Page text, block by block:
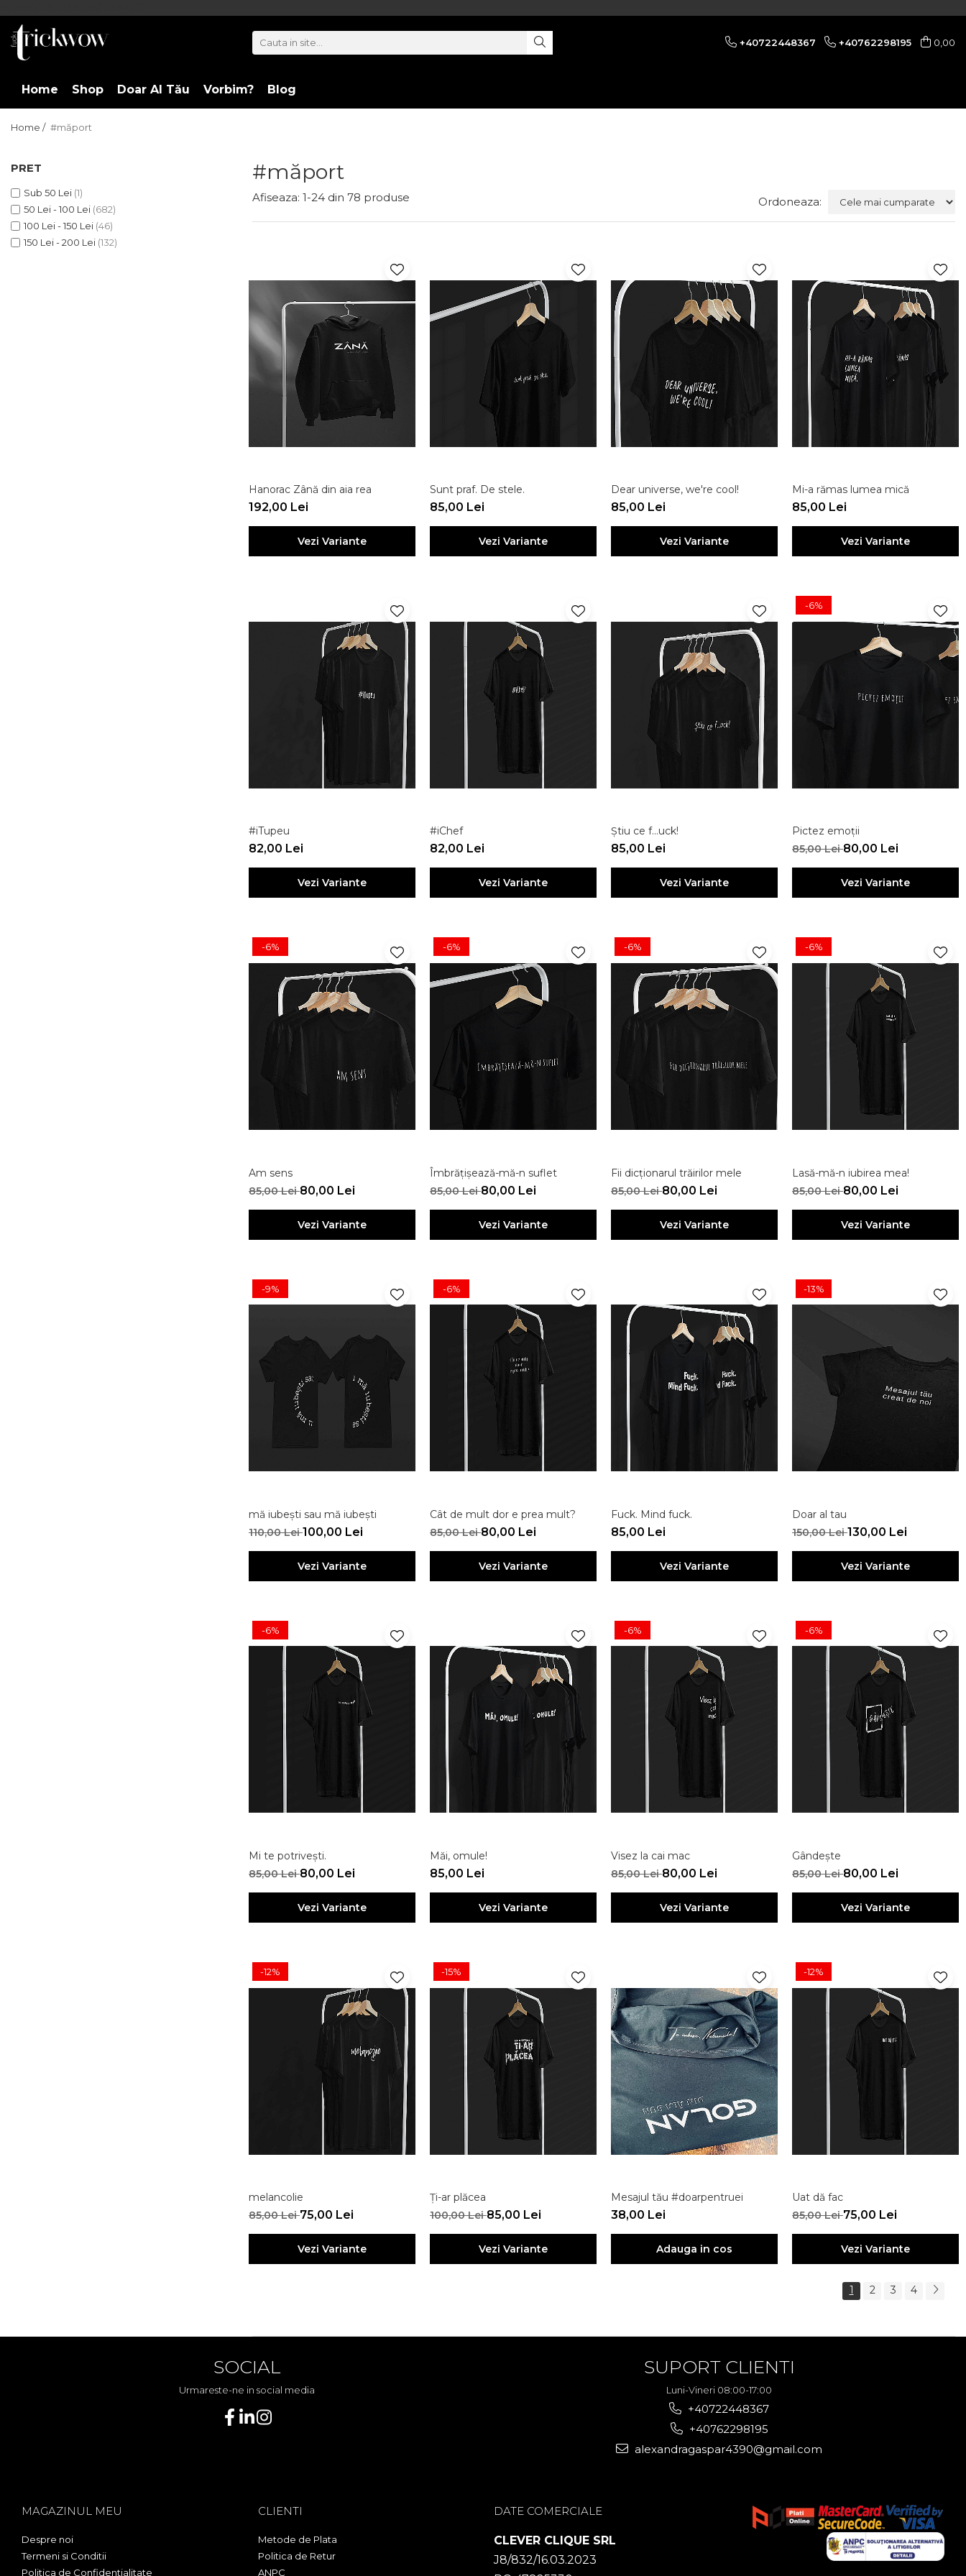
+40722448367 +40762298195 0,00
Home Shop Doar Al Tău Vorbim? Blog
Home / #măport
#măport
PRET
Sub 50 Lei (1)
50 Lei - 100 Lei (682)
100 Lei - 150 Lei (46)
150 Lei - 200 Lei (132)
Afiseaza: 1-24 din 78 produse Ordoneaza:
Hanorac Zână din aia rea
192,00 Lei
Vezi Variante
Sunt praf. De stele.
85,00 Lei
Vezi Variante
Dear universe, we're cool!
85,00 Lei
Vezi Variante
Mi-a rămas lumea mică
85,00 Lei
Vezi Variante
#iTupeu
82,00 Lei
Vezi Variante
#iChef
82,00 Lei
Vezi Variante
Știu ce f...uck!
85,00 Lei
Vezi Variante
-6%
Pictez emoții
85,00 Lei80,00 Lei
Vezi Variante
-6%
Am sens
85,00 Lei80,00 Lei
Vezi Variante
-6%
Îmbrățișează-mă-n suflet
85,00 Lei80,00 Lei
Vezi Variante
-6%
Fii dicționarul trăirilor mele
85,00 Lei80,00 Lei
Vezi Variante
-6%
Lasă-mă-n iubirea mea!
85,00 Lei80,00 Lei
Vezi Variante
-9%
mă iubești sau mă iubești
110,00 Lei100,00 Lei
Vezi Variante
-6%
Cât de mult dor e prea mult?
85,00 Lei80,00 Lei
Vezi Variante
Fuck. Mind fuck.
85,00 Lei
Vezi Variante
-13%
Doar al tau
150,00 Lei130,00 Lei
Vezi Variante
-6%
Mi te potrivești.
85,00 Lei80,00 Lei
Vezi Variante
Măi, omule!
85,00 Lei
Vezi Variante
-6%
Visez la cai mac
85,00 Lei80,00 Lei
Vezi Variante
-6%
Gândește
85,00 Lei80,00 Lei
Vezi Variante
-12%
melancolie
85,00 Lei75,00 Lei
Vezi Variante
-15%
Ți-ar plăcea
100,00 Lei85,00 Lei
Vezi Variante
Mesajul tău #doarpentruei
38,00 Lei
Adauga in cos
-12%
Uat dă fac
85,00 Lei75,00 Lei
Vezi Variante
1 2 3 4
SOCIAL
Urmareste-ne in social media
SUPORT CLIENTI
Luni-Vineri 08:00-17:00
+40722448367
+40762298195
alexandragaspar4390@gmail.com
MAGAZINUL MEU
Despre noi
Termeni si Conditii
Politica de Confidentialitate
CLIENTI
Metode de Plata
Politica de Retur
ANPC
DATE COMERCIALE
CLEVER CLIQUE SRL
J8/832/16.03.2023